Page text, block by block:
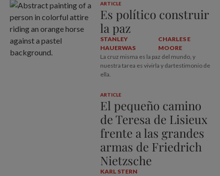
ARTICLE
Es político construir
la paz
STANLEY
HAUERWAS
CHARLES E
MOORE
La cruz misma es la paz del mundo, y
nuestra tarea es vivirla y dartestimonio de
ella.
ARTICLE
El pequeño camino
de Teresa de Lisieux
frente a las grandes
armas de Friedrich
Nietzsche
KARL STERN